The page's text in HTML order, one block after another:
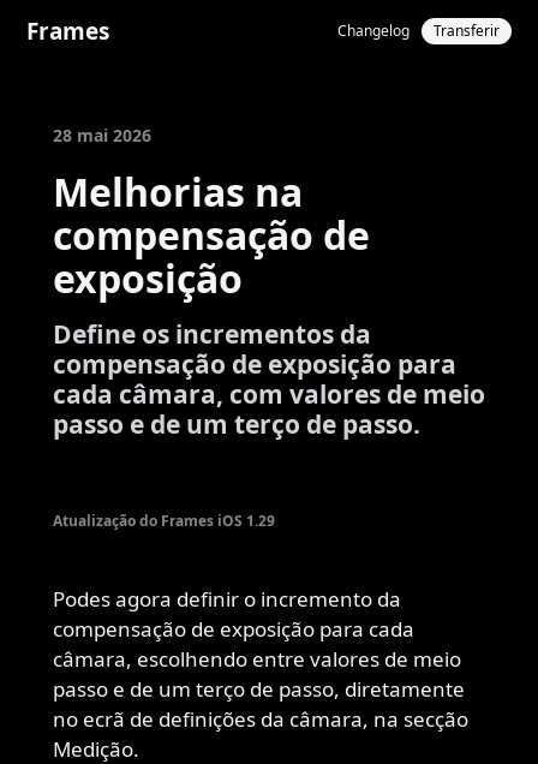
Frames Changelog Transferir
28 mai 2026
Melhorias na
compensação de
exposição
Define os incrementos da
compensação de exposição para
cada câmara, com valores de meio
passo e de um terço de passo.
Atualização do Frames iOS 1.29
Podes agora definir o incremento da
compensação de exposição para cada
câmara, escolhendo entre valores de meio
passo e de um terço de passo, diretamente
no ecrã de definições da câmara, na secção
Medição.